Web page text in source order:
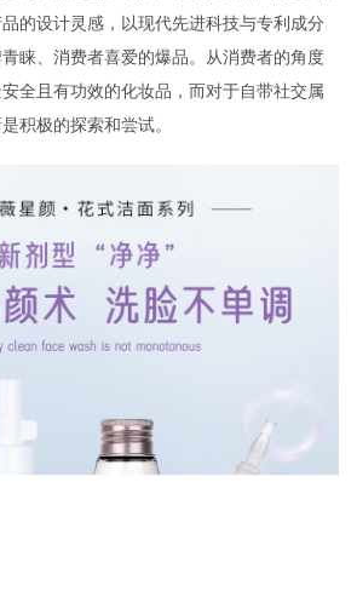
的设计灵感，以现代先进科技与专利成分
睐、消费者喜爱的爆品。从消费者的角度
全且有功效的化妆品，而对于自带社交属
积极的探索和尝试。